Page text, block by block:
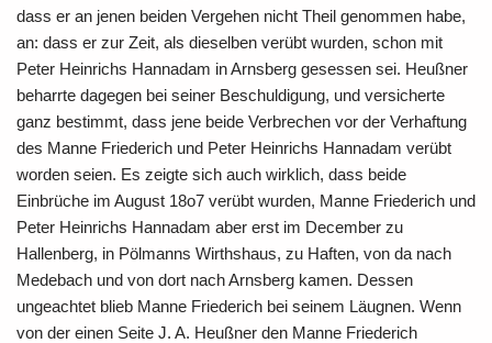
dass er an jenen beiden Vergehen nicht Theil genommen habe,
an: dass er zur Zeit, als dieselben verübt wurden, schon mit
Peter Heinrichs Hannadam in Arnsberg gesessen sei. Heußner
beharrte dagegen bei seiner Beschuldigung, und versicherte
ganz bestimmt, dass jene beide Verbrechen vor der Verhaftung
des Manne Friederich und Peter Heinrichs Hannadam verübt
worden seien. Es zeigte sich auch wirklich, dass beide
Einbrüche im August 18o7 verübt wurden, Manne Friederich und
Peter Heinrichs Hannadam aber erst im December zu
Hallenberg, in Pölmanns Wirthshaus, zu Haften, von da nach
Medebach und von dort nach Arnsberg kamen. Dessen
ungeachtet blieb Manne Friederich bei seinem Läugnen. Wenn
von der einen Seite J. A. Heußner den Manne Friederich